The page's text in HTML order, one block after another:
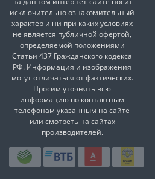
исключительно ознакомительный
характер и ни при каких условиях
не является публичной офертой,
определяемой положениями
Статьи 437 Гражданского кодекса
РФ. Информация и изображения
могут отличаться от фактических.
Просим уточнять всю
информацию по контактным
телефонам указанным на сайте
или смотреть на сайтах
производителей.